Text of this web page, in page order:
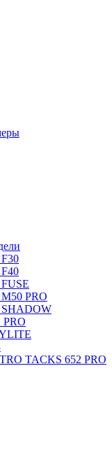
PRO
SHADOW
PRO
TACKS 652 PRO